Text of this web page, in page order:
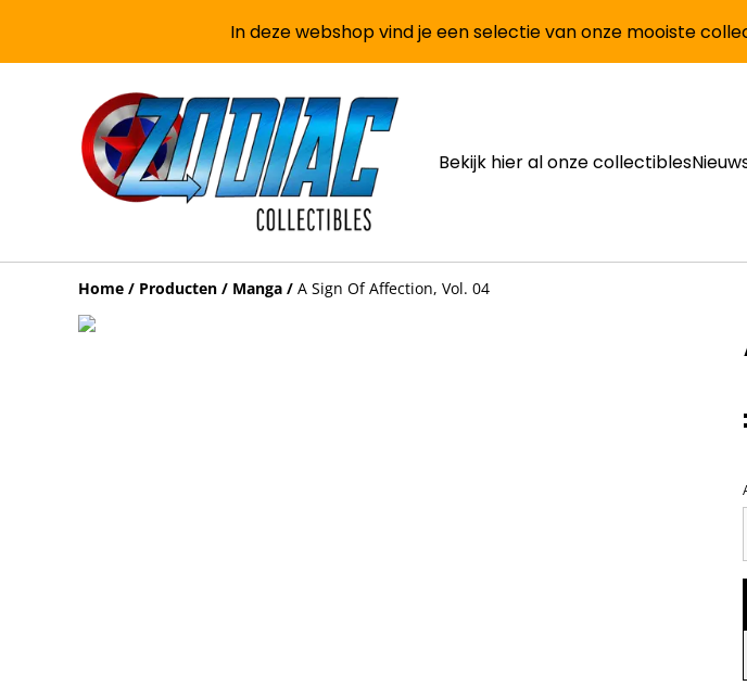
In deze webshop vind je een selectie van onze mooiste
Bekijk hier al onze collectibles
Home / Producten / Manga / A Sign Of Affection, Vol. 04